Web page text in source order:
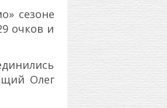
сезоне
очков и
Олег